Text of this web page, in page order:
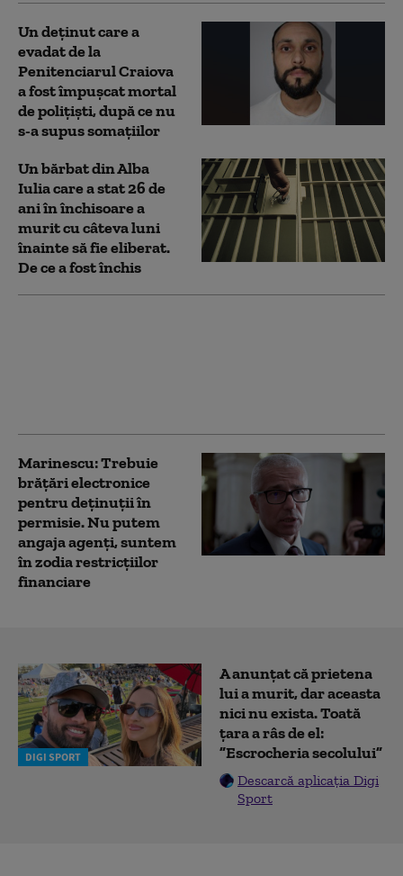
Un deţinut care a
evadat de la
Penitenciarul Craiova
a fost împuşcat mortal
de poliţişti, după ce nu
s-a supus somaţiilor
Un bărbat din Alba
Iulia care a stat 26 de
ani în închisoare a
murit cu câteva luni
înainte să fie eliberat.
De ce a fost închis
Marinescu: Trebuie
brățări electronice
pentru deținuții în
permisie. Nu putem
angaja agenți, suntem
în zodia restricțiilor
financiare
DIGI SPORT
A anunțat că prietena
lui a murit, dar aceasta
nici nu exista. Toată
țara a râs de el:
”Escrocheria secolului”
Descarcă aplicația Digi
Sport